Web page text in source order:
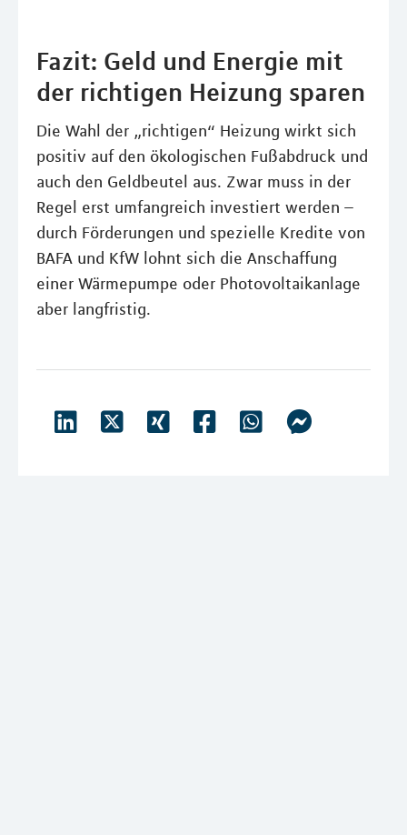
Fazit: Geld und Energie mit
der richtigen Heizung sparen
Die Wahl der „richtigen“ Heizung wirkt sich
positiv auf den ökologischen Fußabdruck und
auch den Geldbeutel aus. Zwar muss in der
Regel erst umfangreich investiert werden –
durch Förderungen und spezielle Kredite von
BAFA und KfW lohnt sich die Anschaffung
einer Wärmepumpe oder Photovoltaikanlage
aber langfristig.